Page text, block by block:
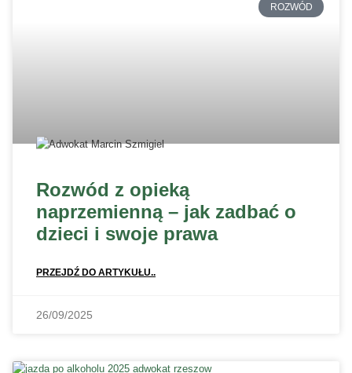
ROZWÓD
Rozwód z opieką
naprzemienną – jak zadbać o
dzieci i swoje prawa
PRZEJDŹ DO ARTYKUŁU..
26/09/2025